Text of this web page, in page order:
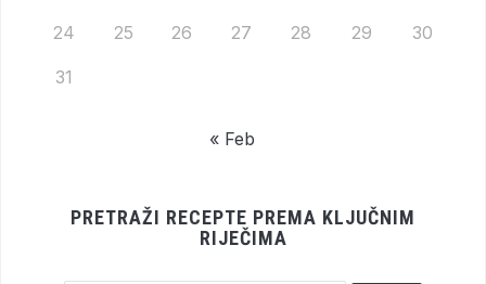
24 25 26 27 28 29 30
31
« Feb
PRETRAŽI RECEPTE PREMA KLJUČNIM
RIJEČIMA